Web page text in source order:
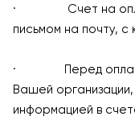
· Счет на
письмом на почту, с
· Перед оплатой
Вашей
информацией в